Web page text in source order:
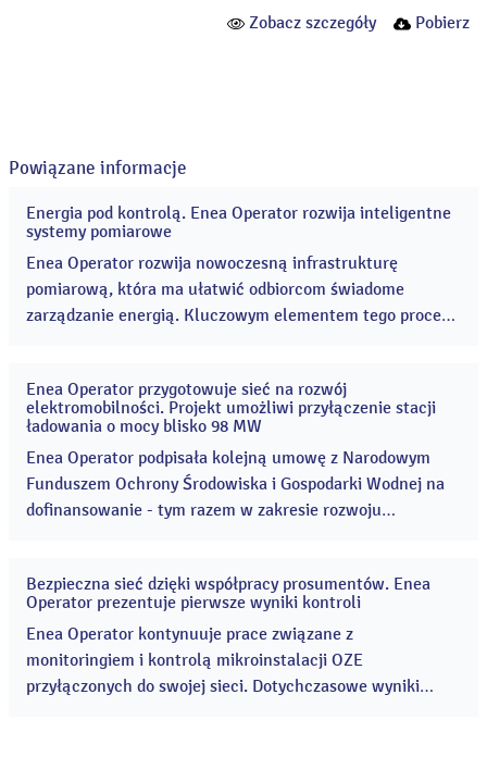
Zobacz szczegóły Pobierz
Powiązane informacje
29
Energia pod kontrolą. Enea Operator rozwija inteligentne
systemy pomiarowe
Enea Operator rozwija nowoczesną infrastrukturę
pomiarową, która ma ułatwić odbiorcom świadome
zarządzanie energią. Kluczowym elementem tego procesu
o zużyciu energii do operatora sieci. ...
27
lip
Enea Operator przygotowuje sieć na rozwój
elektromobilności. Projekt umożliwi przyłączenie stacji
ładowania o mocy blisko 98 MW
Enea Operator podpisała kolejną umowę z Narodowym
Funduszem Ochrony Środowiska i Gospodarki Wodnej na
dofinansowanie - tym razem w zakresie rozwoju
14
Bezpieczna sieć dzięki współpracy prosumentów. Enea
Operator prezentuje pierwsze wyniki kontroli
Enea Operator kontynuuje prace związane z
monitoringiem i kontrolą mikroinstalacji OZE
przyłączonych do swojej sieci. Dotychczasowe wyniki